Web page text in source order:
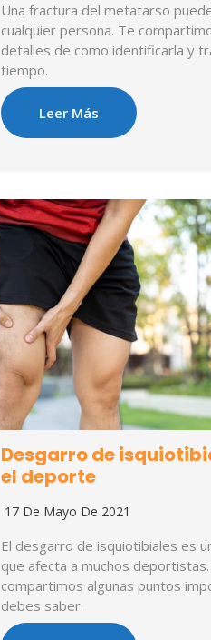
Una fractura del metatarso
cualquier persona. Te
detalles de como identificarla y
tiempo.
Leer Más
Desgarro de
el deporte
17 De Mayo De 2021
El desgarro de isquiotibiales es
que afecta a muchos
compartimos algunas puntos
debes saber.